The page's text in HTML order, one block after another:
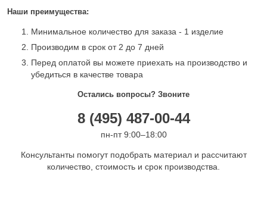
Наши преимущества:
Минимальное количество для заказа - 1 изделие
Производим в срок от 2 до 7 дней
Перед оплатой вы можете приехать на производство и
убедиться в качестве товара
Остались вопросы? Звоните
8 (495) 487-00-44
пн-пт 9:00–18:00
Консультанты помогут подобрать материал и рассчитают
количество, стоимость и срок производства.